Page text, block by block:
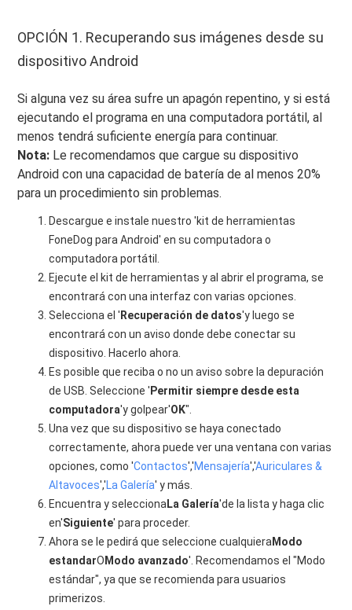
OPCIÓN 1. Recuperando sus imágenes desde su
dispositivo Android
Si alguna vez su área sufre un apagón repentino, y si está
ejecutando el programa en una computadora portátil, al
menos tendrá suficiente energía para continuar.
Nota: Le recomendamos que cargue su dispositivo
Android con una capacidad de batería de al menos 20%
para un procedimiento sin problemas.
Descargue e instale nuestro 'kit de herramientas
FoneDog para Android' en su computadora o
computadora portátil.
Ejecute el kit de herramientas y al abrir el programa, se
encontrará con una interfaz con varias opciones.
Selecciona el ' Recuperación de datos'y luego se
encontrará con un aviso donde debe conectar su
dispositivo. Hacerlo ahora.
Es posible que reciba o no un aviso sobre la depuración
de USB. Seleccione ' Permitir siempre desde esta
computadora'y golpear'OK".
Una vez que su dispositivo se haya conectado
correctamente, ahora puede ver una ventana con varias
opciones, como 'Contactos','Mensajería','Auriculares &
Altavoces','La Galería' y más.
Encuentra y selecciona La Galería'de la lista y haga clic
en'Siguiente' para proceder.
Ahora se le pedirá que seleccione cualquiera Modo
estandarO Modo avanzado'. Recomendamos el "Modo
estándar", ya que se recomienda para usuarios
primerizos.